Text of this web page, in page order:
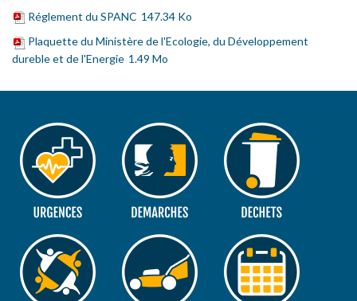
Réglement du SPANC 147.34 Ko
Plaquette du Ministère de l'Ecologie, du Développement
dureble et de l'Energie 1.49 Mo